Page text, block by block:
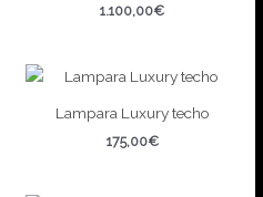
1.100,00€
Lampara Luxury techo
175,00€